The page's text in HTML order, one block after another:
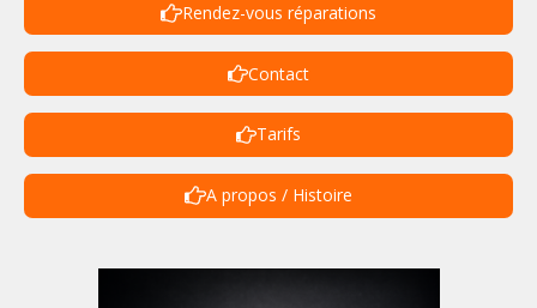
Rendez-vous réparations
Contact
Tarifs
A propos / Histoire